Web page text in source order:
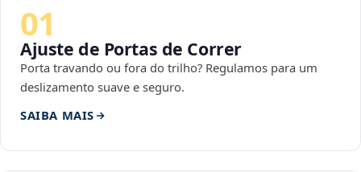
01
Ajuste de Portas de Correr
Porta travando ou fora do trilho? Regulamos para um
deslizamento suave e seguro.
SAIBA MAIS